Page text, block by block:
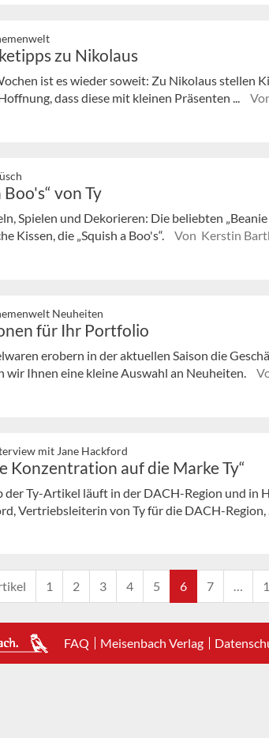
zu Nikolaus
ist es wieder soweit: Zu Nikolaus stellen
dass diese mit kleinen Präsenten ...
Boo's“ von Ty
Spielen und Dekorieren: Die beliebten
Kissen, die „Squish a Boo's“.
Von Kerstin
Neuheiten
für Ihr Portfolio
erobern in der aktuellen Saison die
wir Ihnen eine kleine Auswahl an Neuheiten.
mit Jane Hackford
Konzentration auf die Marke Ty“
der Ty-Artikel läuft in der DACH-Region und in
Vertriebsleiterin von Ty für die DACH-Region,
1 2 3 4 5 6 7 …
FAQ Meisenbach Verlag